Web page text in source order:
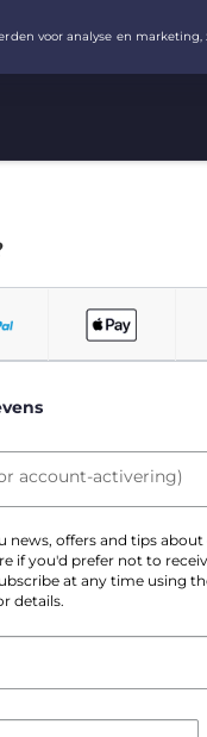
account-activering)
news, offers and tips
if you'd prefer not to
at any time using
details.